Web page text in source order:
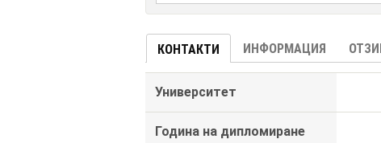
КОНТАКТИ ИНФОРМАЦИЯ
Университет
Година на дипломиране